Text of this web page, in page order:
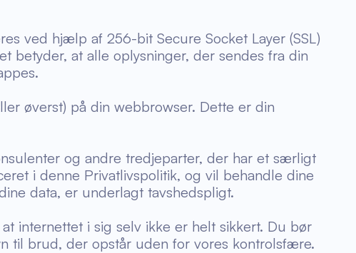
ved hjælp af 256-bit Secure Socket Layer (SSL)
betyder, at alle oplysninger, der sendes fra din
øverst) på din webbrowser. Dette er din
og andre tredjeparter, der har et særligt
i denne Privatlivspolitik, og vil behandle dine
data, er underlagt tavshedspligt.
internettet i sig selv ikke er helt sikkert. Du bør
til brud, der opstår uden for vores kontrolsfære.